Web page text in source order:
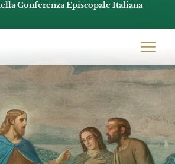
Conferenza Episcopale Italiana